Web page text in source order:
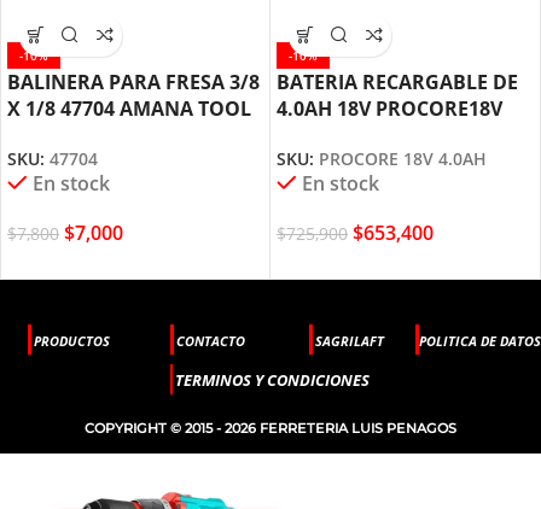
-10%
BALINERA PARA FRESA 3/8
X 1/8 47704 AMANA TOOL
SKU: 47704
En stock
$7,800 $7,000
-10%
BATERIA RECARGABLE DE
4.0AH 18V PROCORE18V
SKU: PROCORE 18V 4.0AH
En stock
$725,900 $653,400
PRODUCTOS CONTACTO SAGRILAFT POLITICA DE DATOS
TERMINOS Y CONDICIONES
COPYRIGHT © 2015 - 2026 FERRETERIA LUIS PENAGOS